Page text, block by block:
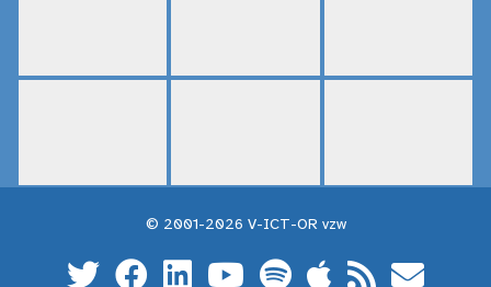
© 2001-2026 V-ICT-OR vzw